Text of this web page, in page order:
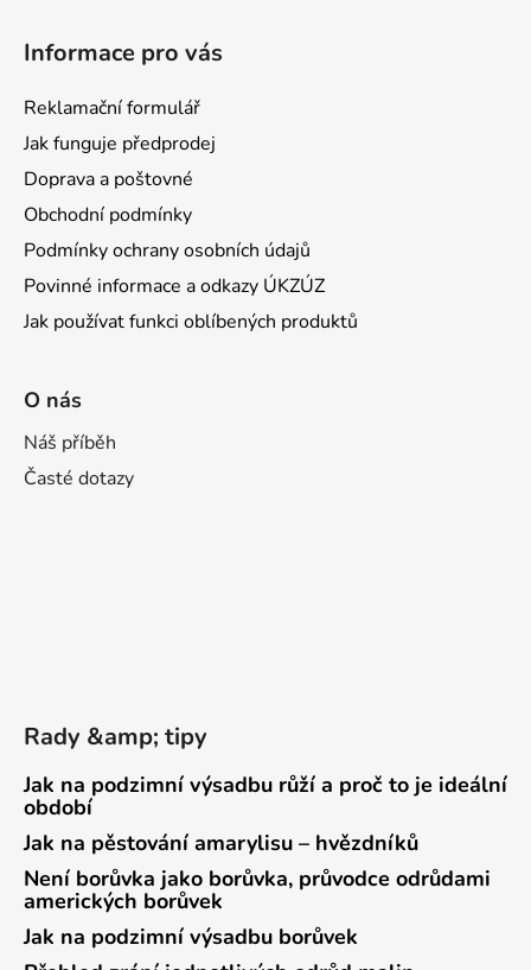
Informace pro vás
Reklamační formulář
Jak funguje předprodej
Doprava a poštovné
Obchodní podmínky
Podmínky ochrany osobních údajů
Povinné informace a odkazy ÚKZÚZ
Jak používat funkci oblíbených produktů
O nás
Náš příběh
Časté dotazy
Rady &amp; tipy
Jak na podzimní výsadbu růží a proč to je ideální
období
Jak na pěstování amarylisu – hvězdníků
Není borůvka jako borůvka, průvodce odrůdami
amerických borůvek
Jak na podzimní výsadbu borůvek